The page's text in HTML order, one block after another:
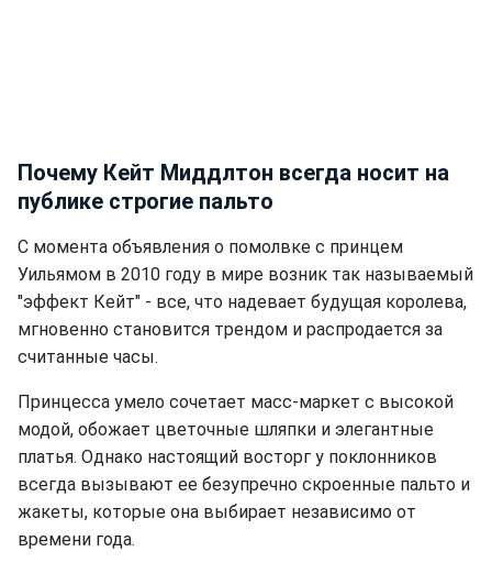
Почему Кейт Миддлтон всегда носит на
публике строгие пальто
С момента объявления о помолвке с принцем
Уильямом в 2010 году в мире возник так называемый
"эффект Кейт" - все, что надевает будущая королева,
мгновенно становится трендом и распродается за
считанные часы.
Принцесса умело сочетает масс-маркет с высокой
модой, обожает цветочные шляпки и элегантные
платья. Однако настоящий восторг у поклонников
всегда вызывают ее безупречно скроенные пальто и
жакеты, которые она выбирает независимо от
времени года.